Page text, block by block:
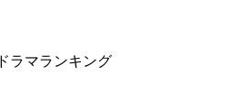
ラマランキング